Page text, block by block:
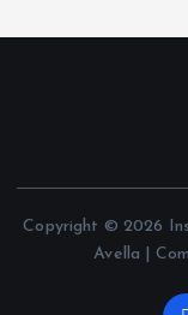
Copyright © 2026
Avella |